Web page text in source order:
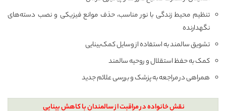
تنظیم محیط زندگی با نور مناسب، حذف موانع فیزیکی و نصب دسته‌های
نگهدارنده
تشویق سالمند به استفاده از وسایل کمک‌بینایی
کمک به حفظ استقلال و روحیه سالمند
همراهی در مراجعه به پزشک و بررسی علائم جدید
نقش خانواده در مراقبت از سالمندان با کاهش بینایی